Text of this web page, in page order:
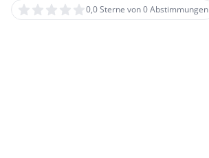
0,0 Sterne von 0 Abstimmungen